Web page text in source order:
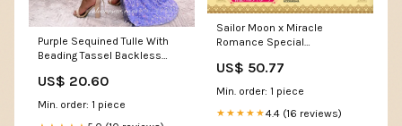
Purple Sequined Tulle With
Beading Tassel Backless
As Pic
US$ 20.60
Min. order: 1 piece
Sailor Moon x Miracle
Romance Special
US$ 50.77
Min. order: 1 piece
★★★★★4.4 (16 reviews)